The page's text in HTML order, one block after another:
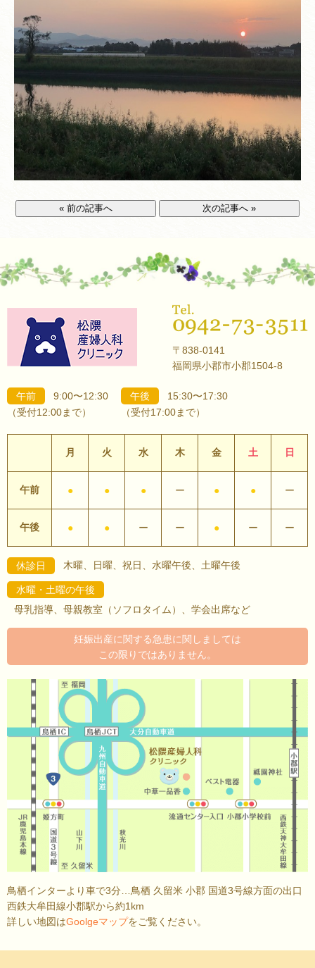
« 前の記事へ 次の記事へ »
〒838-0141
福岡県小郡市小郡1504-8
午前
9:00〜12:30
（受付12:00まで）
午後
15:30〜17:30
（受付17:00まで）
月 火 水 木 金 土 日
午前 ● ● ● ー ● ● ー
午後 ● ● ー ー ● ー ー
休診日 木曜、日曜、祝日、水曜午後、土曜午後
水曜・土曜の午後
母乳指導、母親教室（ソフロタイム）、学会出席など
妊娠出産に関する急患に関しましては
この限りではありません。
鳥栖インターより車で3分…鳥栖 久留米 小郡 国道3号線方面の出口
西鉄大牟田線小郡駅から約1km
詳しい地図はGoolgeマップをご覧ください。